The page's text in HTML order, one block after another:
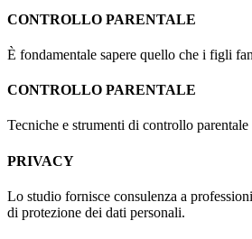
CONTROLLO PARENTALE
È fondamentale sapere quello che i figli
CONTROLLO PARENTALE
Tecniche e strumenti di controllo parentale
PRIVACY
Lo studio fornisce consulenza a
di protezione dei dati personali.